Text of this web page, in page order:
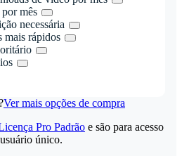
mês
necessária
mais rápidos
Ver mais opções de compra
Pro Padrão e são para acesso
único.